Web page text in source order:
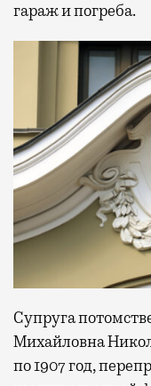
гараж и погреба.
Супруга
Михайловна
по 1907 год,